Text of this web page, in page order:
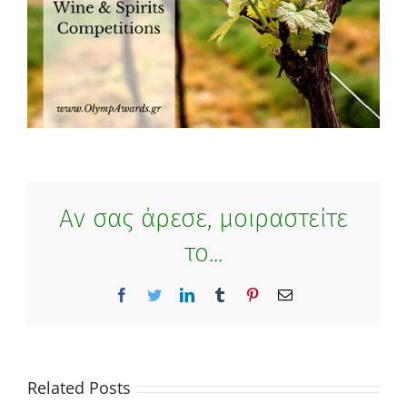
Αν σας άρεσε, μοιραστείτε
το...
Facebook
TwitterLinkedInTumblr PinterestEmail
Related Posts